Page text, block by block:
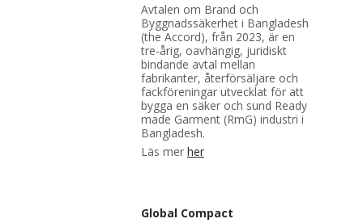
Avtalen om Brand och
Byggnadssäkerhet i Bangladesh
(the Accord), från 2023, är en
tre-årig, oavhängig, juridiskt
bindande avtal mellan
fabrikanter, återförsäljare och
fackföreningar utvecklat för att
bygga en säker och sund Ready
made Garment (RmG) industri i
Bangladesh.
Läs mer her
Global Compact